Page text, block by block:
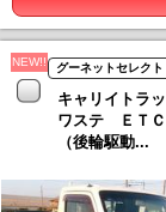
NEW!! グーネットセレクト
キャリイトラ
ワステ ＥＴ
（後輪駆動...